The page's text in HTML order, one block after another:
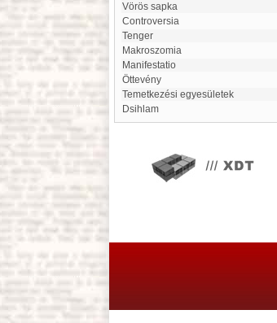
Vörös sapka
Controversia
Tenger
Makroszomia
Manifestatio
Öttevény
Temetkezési egyesületek
Dsihlam